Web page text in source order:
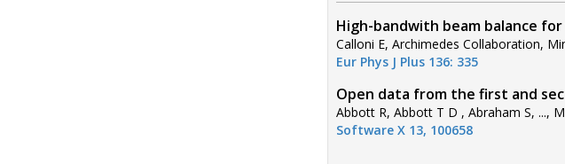
High-bandwith beam balance
Calloni E, Archimedes Collaboration,
Eur Phys J Plus 136: 335
Open data from the first and
Abbott R, Abbott T D , Abraham S, ...,
Software X 13, 100658